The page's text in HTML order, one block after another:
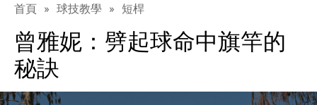
首頁 » 球技教學 » 短桿
曾雅妮：劈起球命中旗竿的
秘訣